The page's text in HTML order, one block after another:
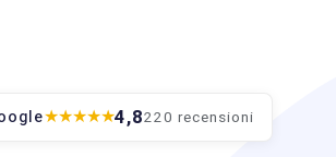
★★★★★4,8220 recensioni